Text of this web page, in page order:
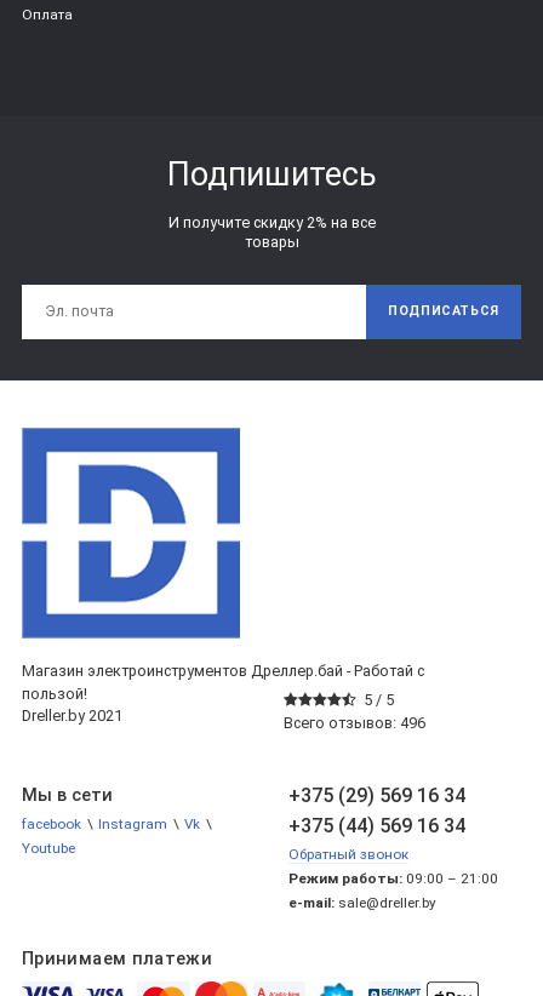
Оплата
Подпишитесь
И получите скидку 2% на все
товары
ПОДПИСАТЬСЯ
Магазин электроинструментов Дреллер.бай - Работай с
пользой!
5 / 5
Всего отзывов: 496
Dreller.by 2021
+375 (29) 569 16 34
+375 (44) 569 16 34
Обратный звонок
Режим работы: 09:00 – 21:00
e-mail: sale@dreller.by
Мы в сети
facebook \ Instagram \ Vk \
Youtube
Принимаем платежи